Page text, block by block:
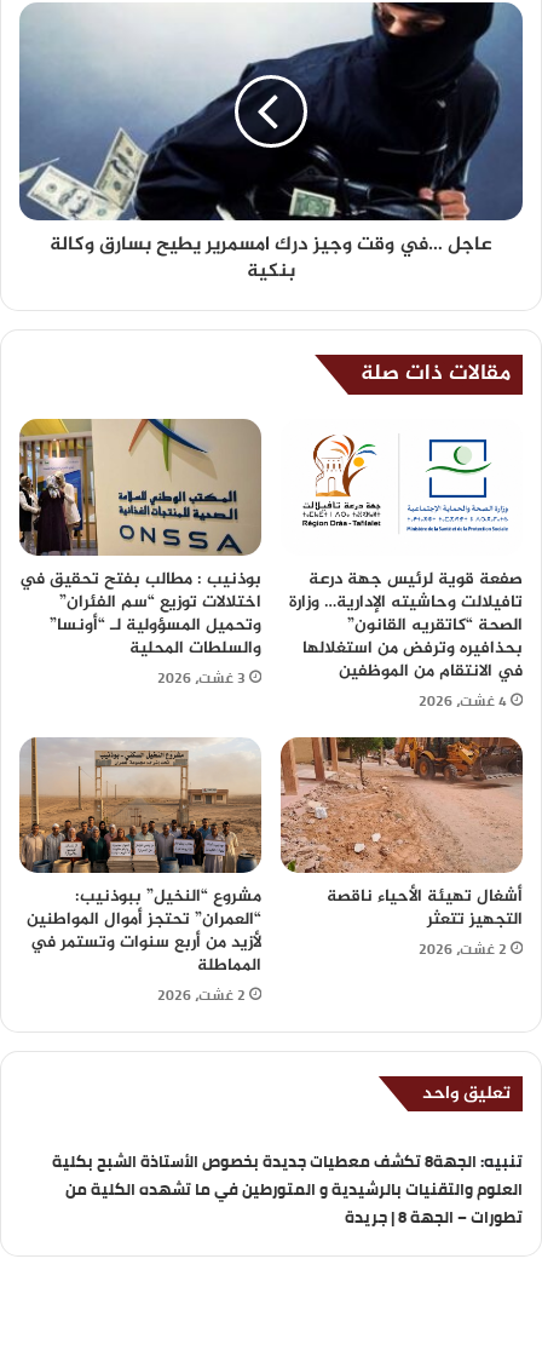
عاجل …في وقت وجيز درك امسمرير يطيح بسارق وكالة
بنكية
مقالات ذات صلة
صفعة قوية لرئيس جهة درعة
تافيلالت وحاشيته الإدارية… وزارة
الصحة “كاتقريه القانون”
بحذافيره وترفض من استغلالها
في الانتقام من الموظفين
4 غشت، 2026
بوذنيب : مطالب بفتح تحقيق في
اختلالات توزيع “سم الفئران”
وتحميل المسؤولية لـ “أونسا”
والسلطات المحلية
3 غشت، 2026
أشغال تهيئة الأحياء ناقصة
التجهيز تتعثر
2 غشت، 2026
مشروع “النخيل” ببوذنيب:
“العمران” تحتجز أموال المواطنين
لأزيد من أربع سنوات وتستمر في
المماطلة
2 غشت، 2026
تعليق واحد
تنبيه:
الجهة8 تكشف معطيات جديدة بخصوص الأستاذة الشبح بكلية
العلوم والتقنيات بالرشيدية و المتورطين في ما تشهده الكلية من
تطورات – الجهة 8 | جريدة